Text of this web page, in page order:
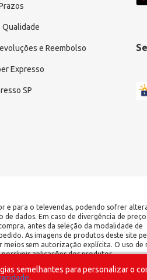
Qualidade
e Reembolso
Expresso
SP
e para o televendas, podendo sofrer
dados. Em caso de divergência de
antes da seleção da modalidade de
As imagens de produtos deste site
sem autorização explícita. O uso de
aplicações dos produtos.
| CNPJ: 17.653.102/0001-09 | IE:
semelhantes para personalizar o
.